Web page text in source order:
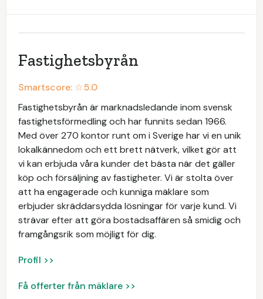
Fastighetsbyrån
Smartscore: ☆5.0
Fastighetsbyrån är marknadsledande inom svensk
fastighetsförmedling och har funnits sedan 1966.
Med över 270 kontor runt om i Sverige har vi en unik
lokalkännedom och ett brett nätverk, vilket gör att
vi kan erbjuda våra kunder det bästa när det gäller
köp och försäljning av fastigheter. Vi är stolta över
att ha engagerade och kunniga mäklare som
erbjuder skräddarsydda lösningar för varje kund. Vi
strävar efter att göra bostadsaffären så smidig och
framgångsrik som möjligt för dig.
Profil >>
Få offerter från mäklare >>